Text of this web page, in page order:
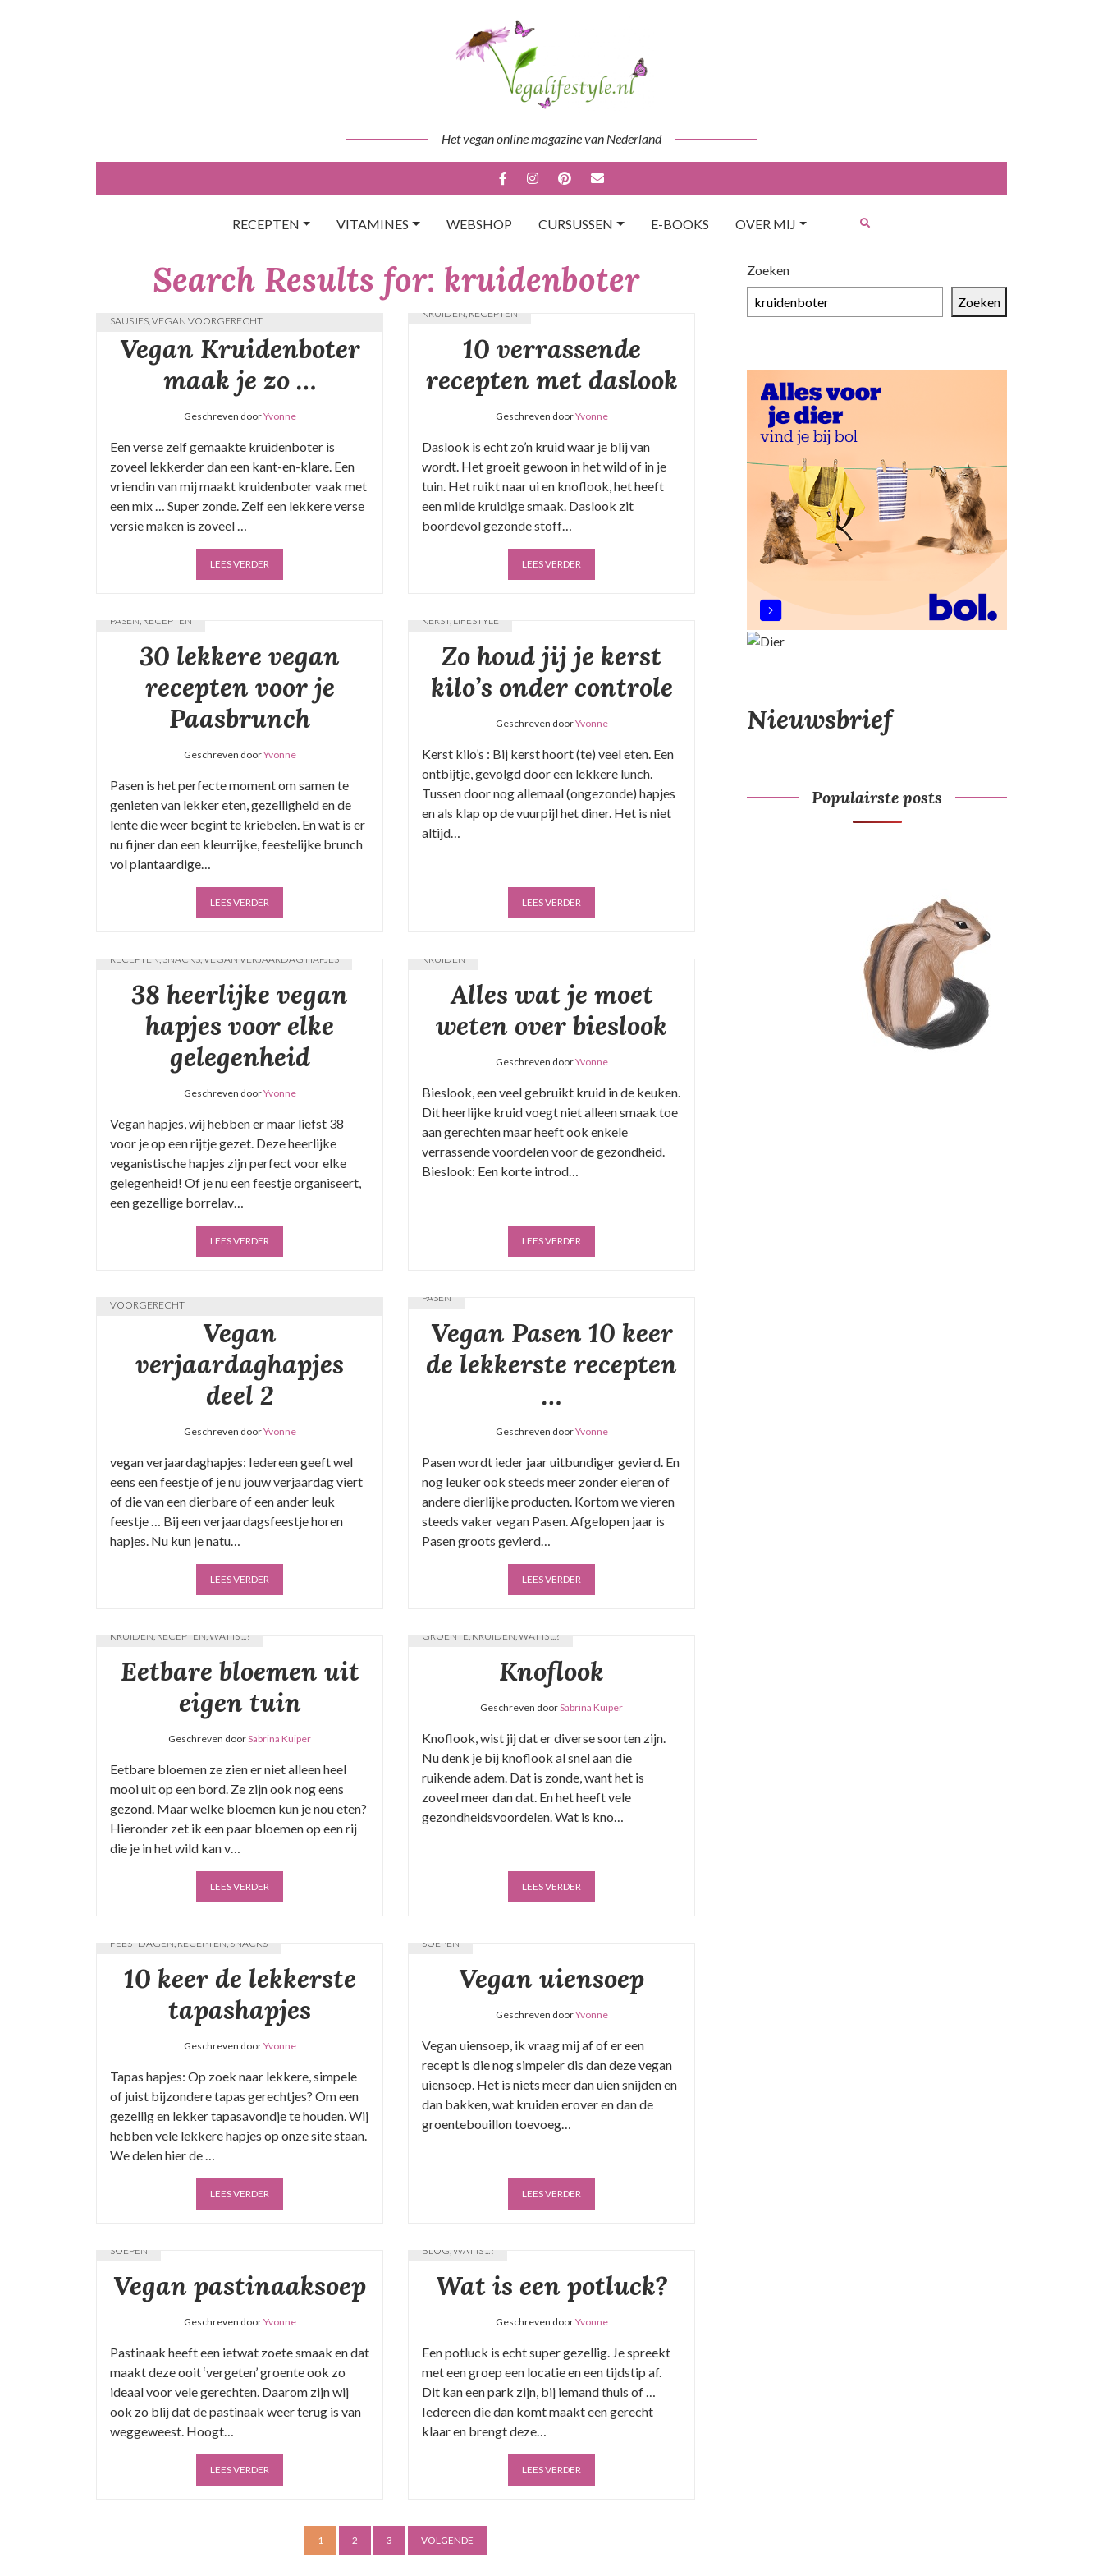
Het vegan online magazine van Nederland
RECEPTEN VITAMINES WEBSHOP CURSUSSEN E-BOOKS OVER MIJ
Search Results for: kruidenboter
SAUSJES,VEGAN VOORGERECHT
Vegan Kruidenboter
maak je zo …
Geschreven doorYvonne
Een verse zelf gemaakte kruidenboter is
zoveel lekkerder dan een kant-en-klare. Een
vriendin van mij maakt kruidenboter vaak met
een mix … Super zonde. Zelf een lekkere verse
versie maken is zoveel …
LEES VERDER
KRUIDEN, RECEPTEN
10 verrassende
recepten met daslook
Geschreven doorYvonne
Daslook is echt zo’n kruid waar je blij van
wordt. Het groeit gewoon in het wild of in je
tuin. Het ruikt naar ui en knoflook, het heeft
een milde kruidige smaak. Daslook zit
boordevol gezonde stoff…
LEES VERDER
PASEN, RECEPTEN
30 lekkere vegan
recepten voor je
Paasbrunch
Geschreven doorYvonne
Pasen is het perfecte moment om samen te
genieten van lekker eten, gezelligheid en de
lente die weer begint te kriebelen. En wat is er
nu fijner dan een kleurrijke, feestelijke brunch
vol plantaardige…
LEES VERDER
KERST, LIFESTYLE
Zo houd jij je kerst
kilo’s onder controle
Geschreven doorYvonne
Kerst kilo’s : Bij kerst hoort (te) veel eten. Een
ontbijtje, gevolgd door een lekkere lunch.
Tussen door nog allemaal (ongezonde) hapjes
en als klap op de vuurpijl het diner. Het is niet
altijd…
LEES VERDER
RECEPTEN,SNACKS, VEGAN VERJAARDAG HAPJES
38 heerlijke vegan
hapjes voor elke
gelegenheid
Geschreven doorYvonne
Vegan hapjes, wij hebben er maar liefst 38
voor je op een rijtje gezet. Deze heerlijke
veganistische hapjes zijn perfect voor elke
gelegenheid! Of je nu een feestje organiseert,
een gezellige borrelav…
LEES VERDER
KRUIDEN
Alles wat je moet
weten over bieslook
Geschreven doorYvonne
Bieslook, een veel gebruikt kruid in de keuken.
Dit heerlijke kruid voegt niet alleen smaak toe
aan gerechten maar heeft ook enkele
verrassende voordelen voor de gezondheid.
Bieslook: Een korte introd…
LEES VERDER
VOORGERECHT
Vegan
verjaardaghapjes
deel 2
Geschreven doorYvonne
vegan verjaardaghapjes: Iedereen geeft wel
eens een feestje of je nu jouw verjaardag viert
of die van een dierbare of een ander leuk
feestje … Bij een verjaardagsfeestje horen
hapjes. Nu kun je natu…
LEES VERDER
PASEN
Vegan Pasen 10 keer
de lekkerste recepten
…
Geschreven doorYvonne
Pasen wordt ieder jaar uitbundiger gevierd. En
nog leuker ook steeds meer zonder eieren of
andere dierlijke producten. Kortom we vieren
steeds vaker vegan Pasen. Afgelopen jaar is
Pasen groots gevierd…
LEES VERDER
KRUIDEN, RECEPTEN, WAT IS ...?
Eetbare bloemen uit
eigen tuin
Geschreven doorSabrina Kuiper
Eetbare bloemen ze zien er niet alleen heel
mooi uit op een bord. Ze zijn ook nog eens
gezond. Maar welke bloemen kun je nou eten?
Hieronder zet ik een paar bloemen op een rij
die je in het wild kan v…
LEES VERDER
GROENTE, KRUIDEN, WAT IS ...?
Knoflook
Geschreven doorSabrina Kuiper
Knoflook, wist jij dat er diverse soorten zijn.
Nu denk je bij knoflook al snel aan die
ruikende adem. Dat is zonde, want het is
zoveel meer dan dat. En het heeft vele
gezondheidsvoordelen. Wat is kno…
LEES VERDER
FEESTDAGEN, RECEPTEN,SNACKS
10 keer de lekkerste
tapashapjes
Geschreven doorYvonne
Tapas hapjes: Op zoek naar lekkere, simpele
of juist bijzondere tapas gerechtjes? Om een
gezellig en lekker tapasavondje te houden. Wij
hebben vele lekkere hapjes op onze site staan.
We delen hier de …
LEES VERDER
SOEPEN
Vegan uiensoep
Geschreven doorYvonne
Vegan uiensoep, ik vraag mij af of er een
recept is die nog simpeler dis dan deze vegan
uiensoep. Het is niets meer dan uien snijden en
dan bakken, wat kruiden erover en dan de
groentebouillon toevoeg…
LEES VERDER
SOEPEN
Vegan pastinaaksoep
Geschreven doorYvonne
Pastinaak heeft een ietwat zoete smaak en dat
maakt deze ooit ‘vergeten’ groente ook zo
ideaal voor vele gerechten. Daarom zijn wij
ook zo blij dat de pastinaak weer terug is van
weggeweest. Hoogt…
LEES VERDER
BLOG, WAT IS ...?
Wat is een potluck?
Geschreven doorYvonne
Een potluck is echt super gezellig. Je spreekt
met een groep een locatie en een tijdstip af.
Dit kan een park zijn, bij iemand thuis of …
Iedereen die dan komt maakt een gerecht
klaar en brengt deze…
LEES VERDER
1 2 3 VOLGENDE
Zoeken
Zoeken
Nieuwsbrief
Populairste posts